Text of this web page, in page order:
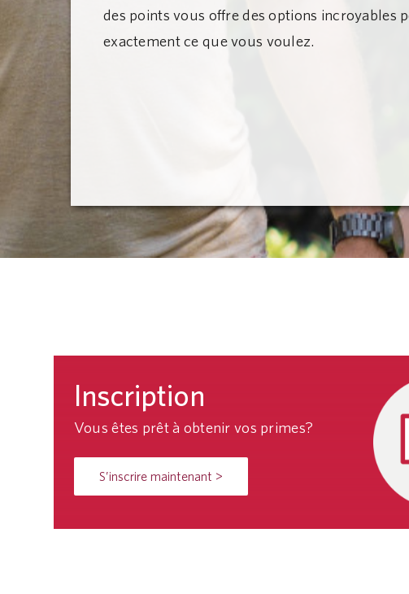
des points vous offre des options incroyables
exactement ce que vous voulez.
Inscription
Vous êtes prêt à obtenir vos primes?
S’inscrire maintenant >